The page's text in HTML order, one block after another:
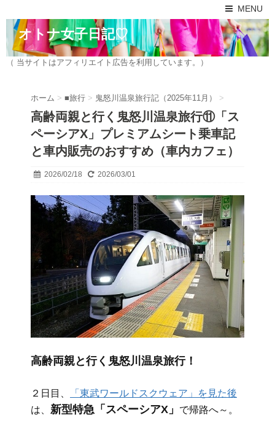
MENU
オトナ女子日記♡
（ 当サイトはアフィリエイト広告を利用しています。）
ホーム > ■旅行 > 鬼怒川温泉旅行記（2025年11月） >
高齢両親と行く鬼怒川温泉旅行⑪「ス
ペーシアX」プレミアムシート乗車記
と車内販売のおすすめ（車内カフェ）
2026/02/18 2026/03/01
高齢両親と行く鬼怒川温泉旅行！
２日目、
「東武ワールドスクウェア」を見た後
は、 新型特急「スペーシアX」 で帰路へ～。